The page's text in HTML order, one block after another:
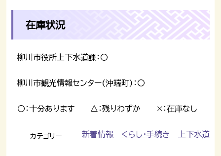
在庫状況
柳川市役所上下水道課：〇
柳川市観光情報センター(沖端町)：〇
〇：十分あります △：残りわずか ×：在庫なし
カテゴリー 新着情報 くらし・手続き 上下水道